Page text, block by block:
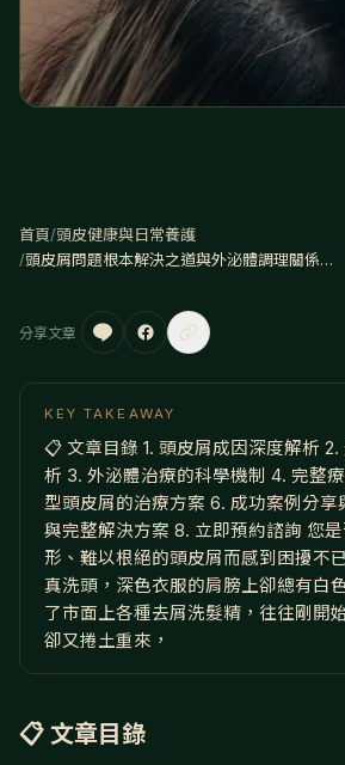
首頁/頭皮健康與日常養護
/
頭皮屑問題根本解決之道與外泌體調理關係｜專業養毛師揭秘革命性治療技術
分享文章
KEY TAKEAWAY
📋 文章目錄 1. 頭皮屑成因深度解析
析 3. 外泌體治療的科學機制 4. 完整
型頭皮屑的治療方案 6. 成功案例分享
與完整解決方案 8. 立即預約諮詢 您
形、難以根絕的頭皮屑而感到困擾不
真洗頭，深色衣服的肩膀上卻總有白
了市面上各種去屑洗髮精，往往剛開
卻又捲土重來，
📋 文章目錄